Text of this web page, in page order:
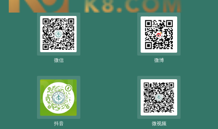
微信 微博
抖音 微视频